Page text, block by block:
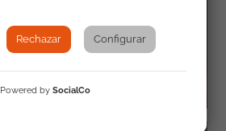
Rechazar Configurar
Powered by SocialCo